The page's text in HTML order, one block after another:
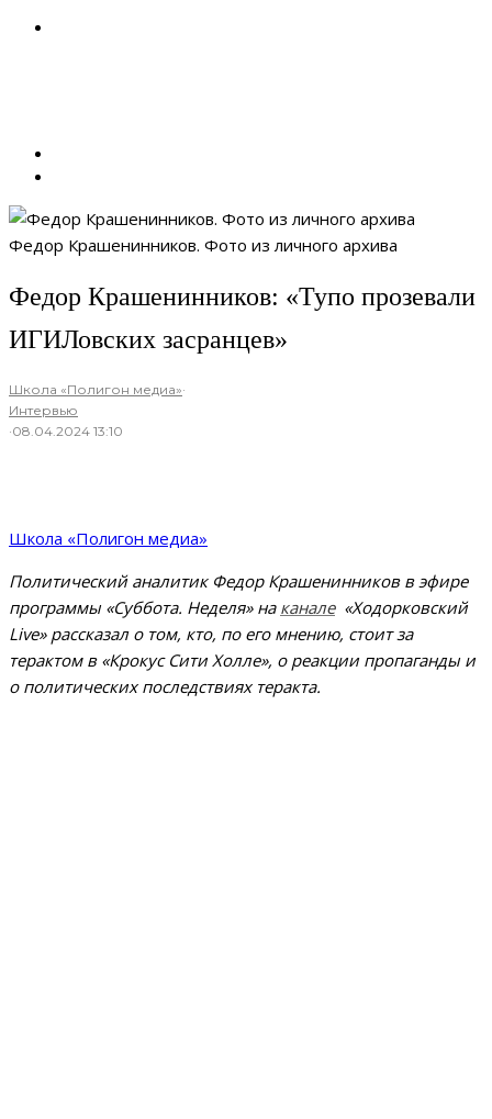
Федор Крашенинников. Фото из личного архива
Федор Крашенинников: «Тупо прозевали
ИГИЛовских засранцев»
Школа «Полигон медиа»·
Интервью
·08.04.2024 13:10
Школа «Полигон медиа»
Политический аналитик Федор Крашенинников в эфире
программы «Суббота. Неделя» на канале«Ходорковский
Live» рассказал о том, кто, по его мнению, стоит за
терактом в «Крокус Сити Холле», о реакции пропаганды и
о политических последствиях теракта.